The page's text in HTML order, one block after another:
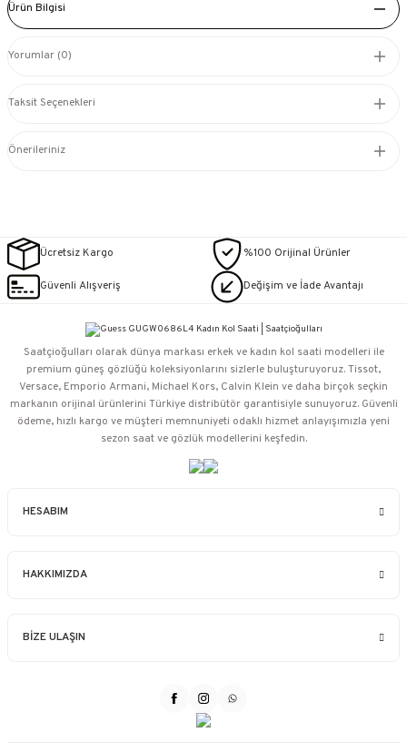
Ürün Bilgisi
Yorumlar (0)
Taksit Seçenekleri
Önerileriniz
Ücretsiz Kargo %100 Orijinal Ürünler
Güvenli Alışveriş Değişim ve İade Avantajı
HESABIM
HAKKIMIZDA
BİZE ULAŞIN
Saatçioğulları⁠ olarak dünya markası erkek ve kadın kol saati modelleri ile
premium güneş gözlüğü koleksiyonlarını sizlerle buluşturuyoruz. Tissot,
Versace, Emporio Armani, Michael Kors, Calvin Klein ve daha birçok seçkin
markanın orijinal ürünlerini Türkiye distribütör garantisiyle sunuyoruz. Güvenli
ödeme, hızlı kargo ve müşteri memnuniyeti odaklı hizmet anlayışımızla yeni
sezon saat ve gözlük modellerini keşfedin.